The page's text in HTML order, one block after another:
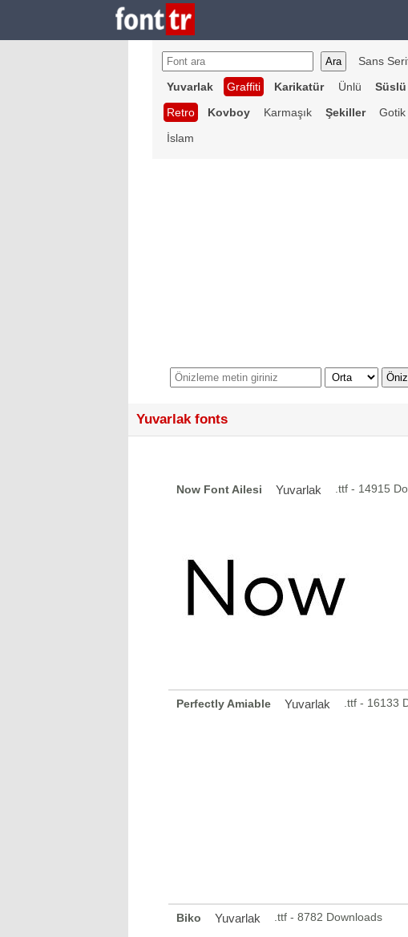
Sans
Yuvarlak
Graffiti Karikatür Ünlü Süslü
Retro
Kovboy Karmaşık Şekiller Gotik
İslam
Yuvarlak fonts
Now Font Ailesi Yuvarlak .ttf - 14915
Perfectly Amiable Yuvarlak .ttf - 16133
Biko Yuvarlak .ttf - 8782 Downloads